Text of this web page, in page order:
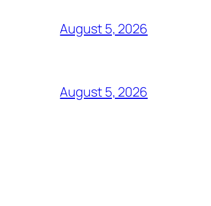
August 5, 2026
August 5, 2026